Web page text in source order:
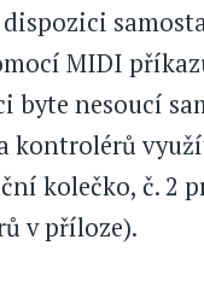
dispozici
MIDI
byte nesoucí
kontrolérů
kolečko, č. 2
v příloze).